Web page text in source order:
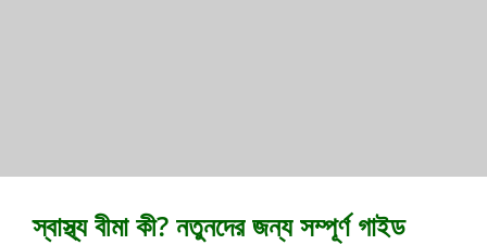
স্বাস্থ্য বীমা কী? নতুনদের জন্য সম্পূর্ণ গাইড